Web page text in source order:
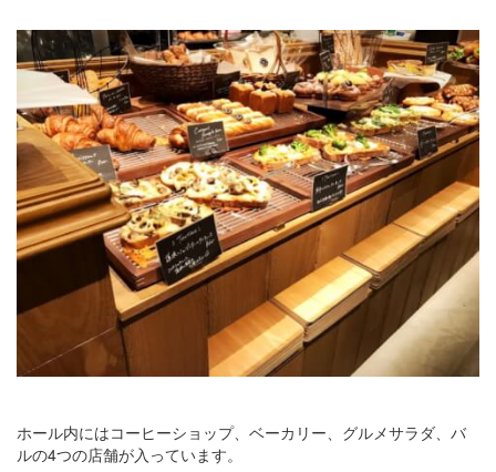
ホール内にはコーヒーショップ、ベーカリー、グルメサラダ、バ
ルの4つの店舗が入っています。